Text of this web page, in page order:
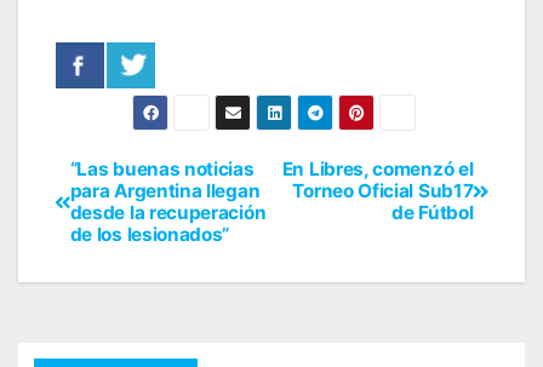
En Libres, comenzó el
Torneo Oficial Sub17
de Fútbol
“Las buenas noticias
para Argentina llegan
desde la recuperación
de los lesionados”